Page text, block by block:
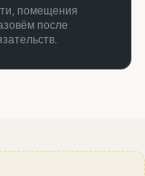
помещения
после